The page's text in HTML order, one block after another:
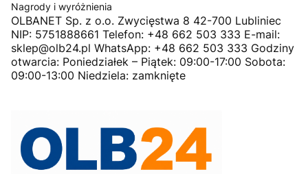
Nagrody i wyróżnienia
OLBANET Sp. z o.o. Zwycięstwa 8 42-700 Lubliniec
NIP: 5751888661 Telefon: +48 662 503 333 E-mail:
sklep@olb24.pl WhatsApp: +48 662 503 333 Godziny
otwarcia: Poniedziałek – Piątek: 09:00-17:00 Sobota:
09:00-13:00 Niedziela: zamknięte